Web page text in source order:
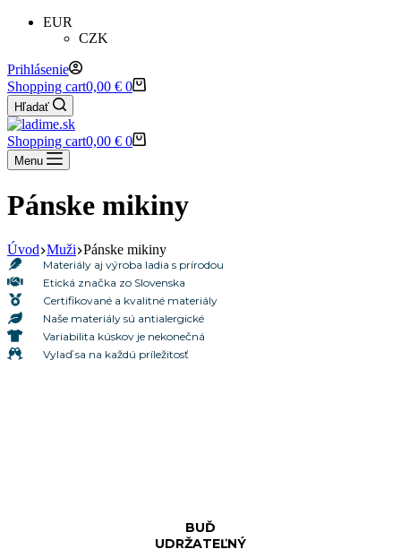
EUR
CZK
Prihlásenie
Shopping cart0,00 € 0
Hľadať
Shopping cart0,00 € 0
Menu
Pánske mikiny
Úvod Muži Pánske mikiny
Materiály aj výroba ladia s prírodou
Etická značka zo Slovenska
Certifikované a kvalitné materiály​
Naše materiály sú antialergické​
Variabilita kúskov je nekonečná
Vylaď sa na každú príležitosť
BUĎ
UDRŽATEĽNÝ